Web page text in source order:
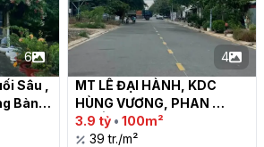
6
Sâu ,
Bàng
4
MT LÊ ĐẠI HÀNH, KDC
HÙNG VƯƠNG, PHAN
THIẾT
3.9 tỷ • 100m²
39 tr./m²